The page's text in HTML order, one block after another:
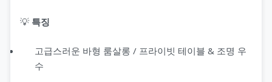
💡 특징
고급스러운 바형 룸살롱 / 프라이빗 테이블 & 조명 우
수